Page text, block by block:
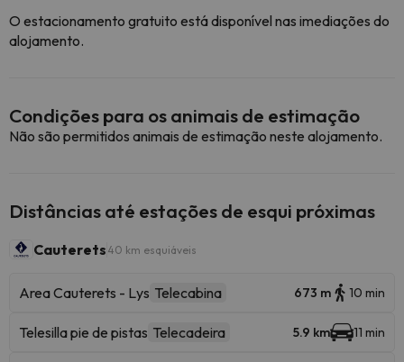
O estacionamento gratuito está disponível nas imediações do
alojamento.
Condições para os animais de estimação
Não são permitidos animais de estimação neste alojamento.
Distâncias até estações de esqui próximas
Cauterets 40 km esquiáveis
Area Cauterets - Lys Telecabina 673 m 10 min
Telesilla pie de pistas Telecadeira 5.9 km 11 min